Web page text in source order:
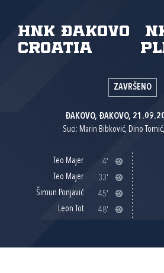
HNK Đakovo
Croatia
ZAVRŠENO
ĐAKOVO, ĐAKOVO,
Suci: Marin Bibković, Dino
Teo Majer
4'
Teo Majer
33'
Šimun Ponjavić
45'
Leon Tot
48'